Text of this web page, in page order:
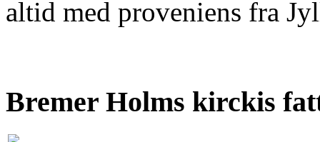
altid med proveniens fra
Bremer Holms kirckis